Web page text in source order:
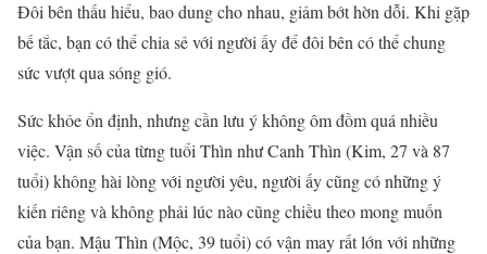
Đôi bên thấu hiểu, bao dung cho nhau, giảm bớt hờn dỗi. Khi gặp
bế tắc, bạn có thể chia sẻ với người ấy để đôi bên có thể chung
sức vượt qua sóng gió.
Sức khỏe ổn định, nhưng cần lưu ý không ôm đồm quá nhiều
việc. Vận số của từng tuổi Thìn như Canh Thìn (Kim, 27 và 87
tuổi) không hài lòng với người yêu, người ấy cũng có những ý
kiến riêng và không phải lúc nào cũng chiều theo mong muốn
của bạn. Mậu Thìn (Mộc, 39 tuổi) có vận may rất lớn với những